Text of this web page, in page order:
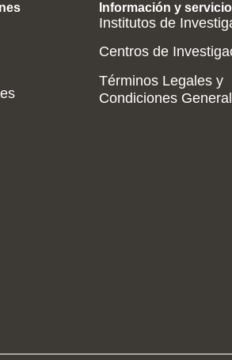
Información y
Institutos de
Centros de
Términos Legales y
Condiciones